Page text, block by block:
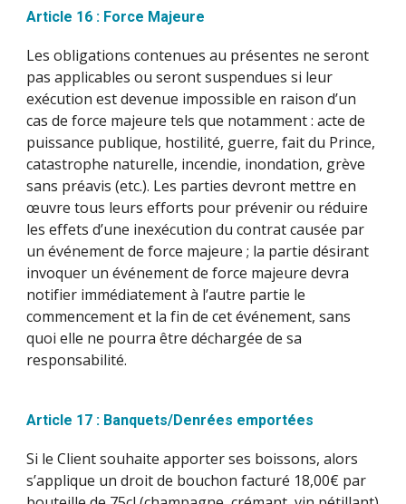
Article 16 : Force Majeure
Les obligations contenues au présentes ne seront
pas applicables ou seront suspendues si leur
exécution est devenue impossible en raison d’un
cas de force majeure tels que notamment : acte de
puissance publique, hostilité, guerre, fait du Prince,
catastrophe naturelle, incendie, inondation, grève
sans préavis (etc.). Les parties devront mettre en
œuvre tous leurs efforts pour prévenir ou réduire
les effets d’une inexécution du contrat causée par
un événement de force majeure ; la partie désirant
invoquer un événement de force majeure devra
notifier immédiatement à l’autre partie le
commencement et la fin de cet événement, sans
quoi elle ne pourra être déchargée de sa
responsabilité.
Article 17 : Banquets/Denrées emportées
Si le Client souhaite apporter ses boissons, alors
s’applique un droit de bouchon facturé 18,00€ par